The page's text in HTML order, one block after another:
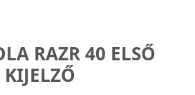
RAZR 40 ELSŐ
KIJELZŐ